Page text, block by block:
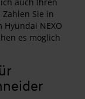
Sie in
NEXO
es möglich